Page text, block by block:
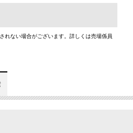
れない場合がございます。詳しくは売場係員